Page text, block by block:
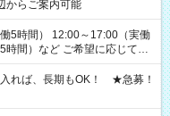
らご案内可能
5時間） 12:00～17:00（実働
希望に応じて、
に担当へ相談ください！
れば、長期もOK！ ★急募！